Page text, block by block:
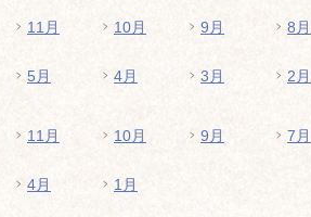
11月 10月 9月 8月
5月 4月 3月 2月
11月 10月 9月 7月
4月 1月